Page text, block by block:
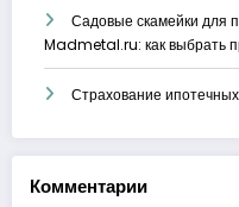
Садовые скамейки для
Madmetal.ru: как выбрать
Страхование
Комментарии